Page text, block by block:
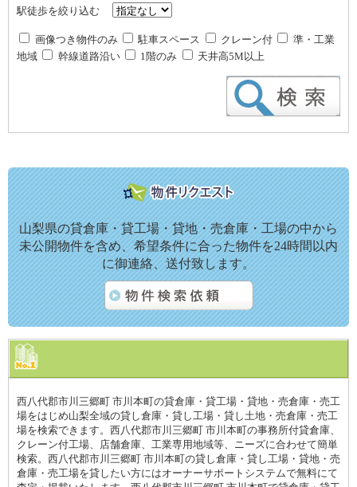
駅徒歩を絞り込む
画像つき物件のみ 駐車スペース クレーン付
準・工業
地域
幹線道路沿い 1階のみ 天井高5M以上
山梨県の貸倉庫・貸工場・貸地・売倉庫・工場の中から
未公開物件を含め、希望条件に合った物件を24時間以内
に御連絡、送付致します。
西八代郡市川三郷町 市川本町の貸倉庫・貸工場・貸地・売倉庫・売工
場をはじめ山梨全域の貸し倉庫・貸し工場・貸し土地・売倉庫・売工
場を検索できます。西八代郡市川三郷町 市川本町の事務所付貸倉庫、
クレーン付工場、店舗倉庫、工業専用地域等、ニーズに合わせて簡単
検索。西八代郡市川三郷町 市川本町の貸し倉庫・貸し工場・貸地・売
倉庫・売工場を貸したい方にはオーナーサポートシステムで無料にて